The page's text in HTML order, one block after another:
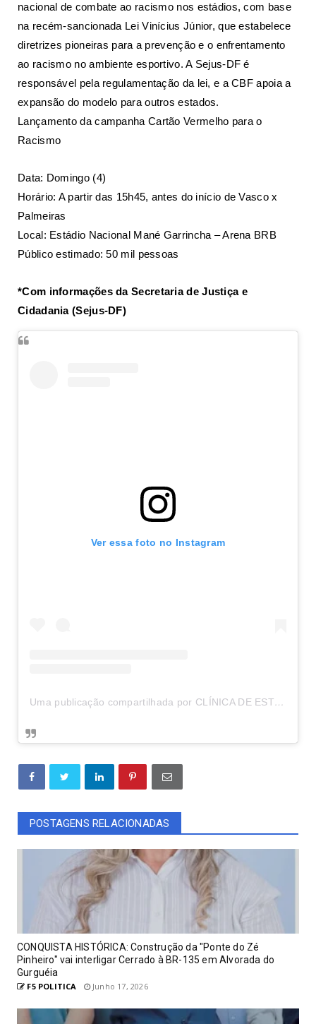
nacional de combate ao racismo nos estádios, com base
na recém-sancionada Lei Vinícius Júnior, que estabelece
diretrizes pioneiras para a prevenção e o enfrentamento
ao racismo no ambiente esportivo. A Sejus-DF é
responsável pela regulamentação da lei, e a CBF apoia a
expansão do modelo para outros estados.
Lançamento da campanha Cartão Vermelho para o
Racismo
Data: Domingo (4)
Horário: A partir das 15h45, antes do início de Vasco x
Palmeiras
Local: Estádio Nacional Mané Garrincha – Arena BRB
Público estimado: 50 mil pessoas
*Com informações da Secretaria de Justiça e
Cidadania (Sejus-DF)
Ver essa foto no Instagram
Uma publicação compartilhada por CLÍNICA DE ESTÉTICA EM BRASÍLIA (@belaesteticaavancadaa)
POSTAGENS RELACIONADAS
CONQUISTA HISTÓRICA: Construção da "Ponte do Zé
Pinheiro" vai interligar Cerrado à BR-135 em Alvorada do
Gurguéia
F5 POLITICA Junho 17, 2026